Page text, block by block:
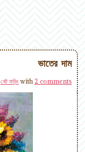
ভাতের দাম
নেট ফড়িং with 2 comments